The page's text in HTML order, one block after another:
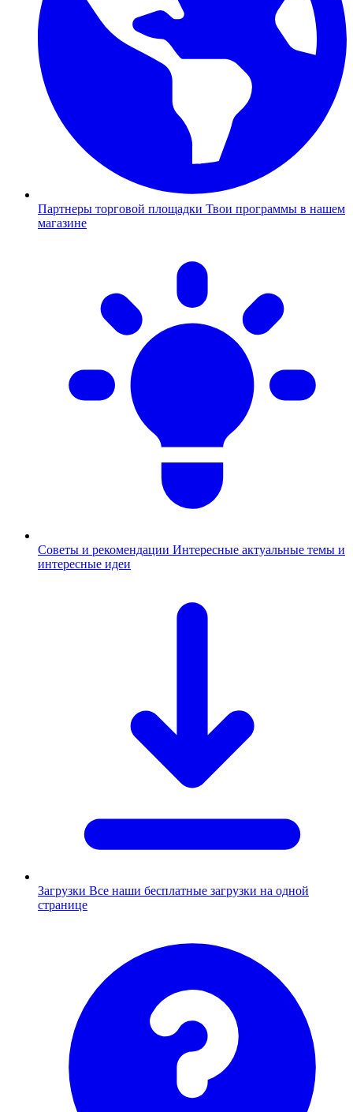
Партнеры торговой площадки Твои программы в нашем
магазине
Советы и рекомендации Интересные актуальные темы и
интересные идеи
Загрузки Все наши бесплатные загрузки на одной
странице